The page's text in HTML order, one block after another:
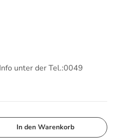
unter der Tel.:0049
In den Warenkorb